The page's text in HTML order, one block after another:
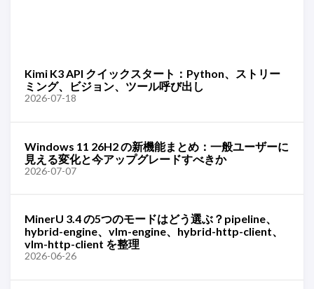
Kimi K3 API クイックスタート：Python、ストリー
ミング、ビジョン、ツール呼び出し
2026-07-18
Windows 11 26H2 の新機能まとめ：一般ユーザーに
見える変化と今アップグレードすべきか
2026-07-07
MinerU 3.4 の5つのモードはどう選ぶ？pipeline、
hybrid-engine、vlm-engine、hybrid-http-client、
vlm-http-client を整理
2026-06-26